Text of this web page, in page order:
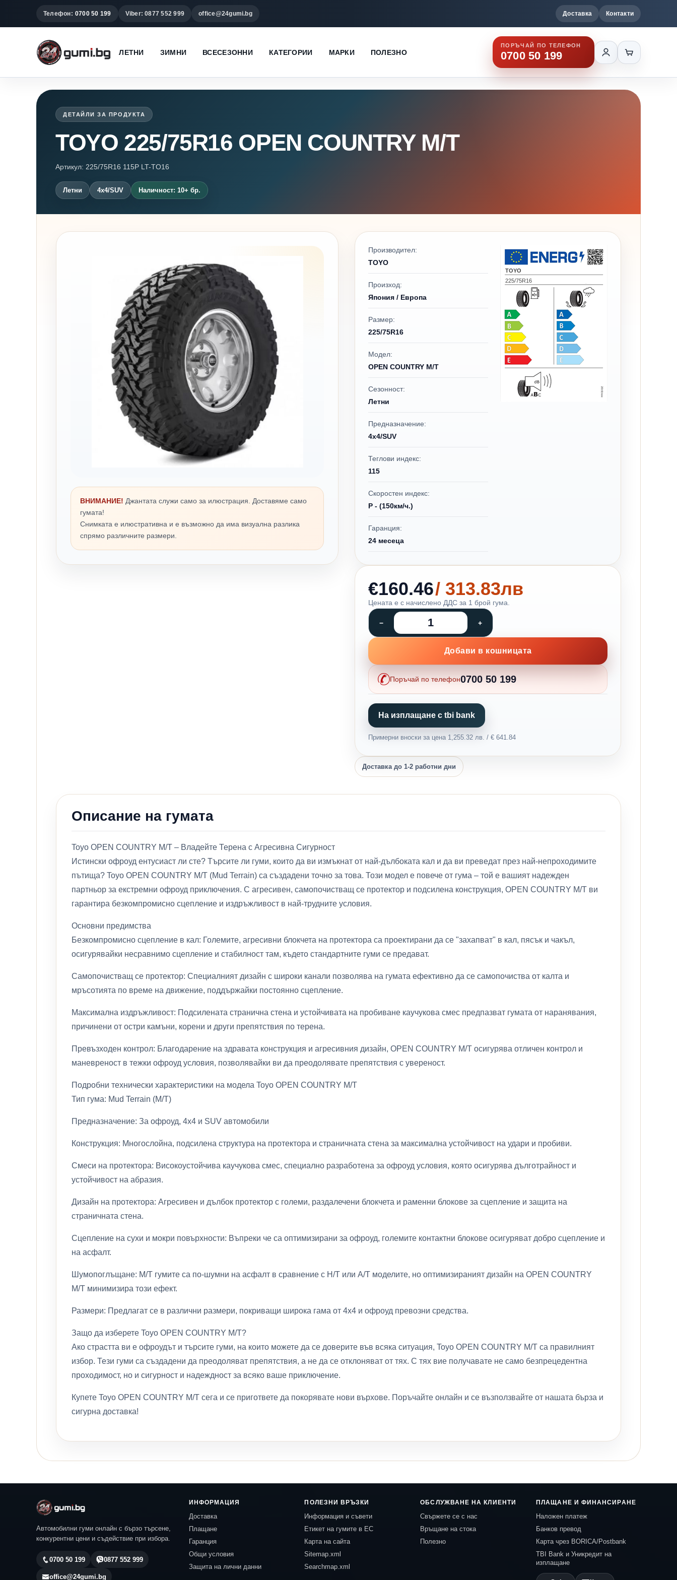
Телефон: 0700 50 199 Viber: 0877 552 999 office@24gumi.bg Доставка Контакти
ЛЕТНИ ЗИМНИ ВСЕСЕЗОННИ КАТЕГОРИИ МАРКИ ПОЛЕЗНО
ПОРЪЧАЙ ПО ТЕЛЕФОН
0700 50 199
ДЕТАЙЛИ ЗА ПРОДУКТА
TOYO 225/75R16 OPEN COUNTRY M/T
Артикул: 225/75R16 115P LT-TO16
Летни 4x4/SUV Наличност: 10+ бр.
ВНИМАНИЕ! Джантата служи само за илюстрация. Доставяме само
гумата!
Снимката е илюстративна и е възможно да има визуална разлика
спрямо различните размери.
Производител:
TOYO
Произход:
Япония / Европа
Размер:
225/75R16
Модел:
OPEN COUNTRY M/T
Сезонност:
Летни
Предназначение:
4x4/SUV
Теглови индекс:
115
Скоростен индекс:
P - (150км/ч.)
Гаранция:
24 месеца
TOYO
225/75R16
€160.46/ 313.83лв
Цената е с начислено ДДС за 1 брой гума.
Добави в кошницата
Поръчай по телефон0700 50 199
На изплащане с tbi bank
Примерни вноски за цена 1,255.32 лв. / € 641.84
Доставка до 1-2 работни дни
Описание на гумата
Toyo OPEN COUNTRY M/T – Владейте Терена с Агресивна Сигурност
Истински офроуд ентусиаст ли сте? Търсите ли гуми, които да ви измъкнат от най-дълбоката кал и да ви преведат през най-непроходимите
пътища? Toyo OPEN COUNTRY M/T (Mud Terrain) са създадени точно за това. Този модел е повече от гума – той е вашият надежден
партньор за екстремни офроуд приключения. С агресивен, самопочистващ се протектор и подсилена конструкция, OPEN COUNTRY M/T ви
гарантира безкомпромисно сцепление и издръжливост в най-трудните условия.
Основни предимства
Безкомпромисно сцепление в кал: Големите, агресивни блокчета на протектора са проектирани да се "захапват" в кал, пясък и чакъл,
осигурявайки несравнимо сцепление и стабилност там, където стандартните гуми се предават.
Самопочистващ се протектор: Специалният дизайн с широки канали позволява на гумата ефективно да се самопочиства от калта и
мръсотията по време на движение, поддържайки постоянно сцепление.
Максимална издръжливост: Подсилената странична стена и устойчивата на пробиване каучукова смес предпазват гумата от наранявания,
причинени от остри камъни, корени и други препятствия по терена.
Превъзходен контрол: Благодарение на здравата конструкция и агресивния дизайн, OPEN COUNTRY M/T осигурява отличен контрол и
маневреност в тежки офроуд условия, позволявайки ви да преодолявате препятствия с увереност.
Подробни технически характеристики на модела Toyo OPEN COUNTRY M/T
Тип гума: Mud Terrain (M/T)
Предназначение: За офроуд, 4х4 и SUV автомобили
Конструкция: Многослойна, подсилена структура на протектора и страничната стена за максимална устойчивост на удари и пробиви.
Смеси на протектора: Високоустойчива каучукова смес, специално разработена за офроуд условия, която осигурява дълготрайност и
устойчивост на абразия.
Дизайн на протектора: Агресивен и дълбок протектор с големи, раздалечени блокчета и раменни блокове за сцепление и защита на
страничната стена.
Сцепление на сухи и мокри повърхности: Въпреки че са оптимизирани за офроуд, големите контактни блокове осигуряват добро сцепление и
на асфалт.
Шумопоглъщане: M/T гумите са по-шумни на асфалт в сравнение с H/T или A/T моделите, но оптимизираният дизайн на OPEN COUNTRY
M/T минимизира този ефект.
Размери: Предлагат се в различни размери, покриващи широка гама от 4х4 и офроуд превозни средства.
Защо да изберете Toyo OPEN COUNTRY M/T?
Ако страстта ви е офроудът и търсите гуми, на които можете да се доверите във всяка ситуация, Toyo OPEN COUNTRY M/T са правилният
избор. Тези гуми са създадени да преодоляват препятствия, а не да се отклоняват от тях. С тях вие получавате не само безпрецедентна
проходимост, но и сигурност и надеждност за всяко ваше приключение.
Купете Toyo OPEN COUNTRY M/T сега и се пригответе да покорявате нови върхове. Поръчайте онлайн и се възползвайте от нашата бърза и
сигурна доставка!
Автомобилни гуми онлайн с бързо търсене,
конкурентни цени и съдействие при избора.
0700 50 199 0877 552 999
office@24gumi.bg
ИНФОРМАЦИЯ
Доставка
Плащане
Гаранция
Общи условия
Защита на лични данни
ПОЛЕЗНИ ВРЪЗКИ
Информация и съвети
Етикет на гумите в ЕС
Карта на сайта
Sitemap.xml
Searchmap.xml
ОБСЛУЖВАНЕ НА КЛИЕНТИ
Свържете се с нас
Връщане на стока
Полезно
ПЛАЩАНЕ И ФИНАНСИРАНЕ
Наложен платеж
Банков превод
Карта чрез BORICA/Postbank
TBI Bank и Уникредит на
изплащане